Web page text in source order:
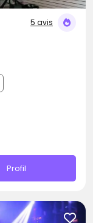
5 avis
Profil